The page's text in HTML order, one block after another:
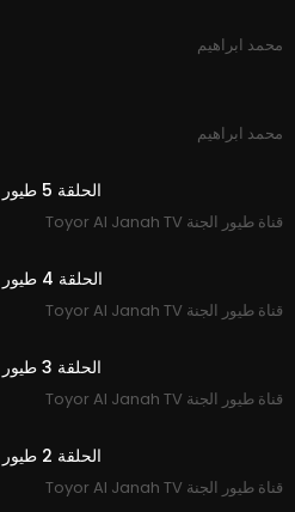
محمد ابراهيم
محمد ابراهيم
The Smurfs 2011 الحلقة 5 طيور الجنة مترجم
Toyor Al Janah TV قناة طيور الجنة
The Smurfs 2011 الحلقة 4 طيور الجنة مترجم
Toyor Al Janah TV قناة طيور الجنة
The Smurfs 2011 الحلقة 3 طيور الجنة مترجم
Toyor Al Janah TV قناة طيور الجنة
The Smurfs 2011 الحلقة 2 طيور الجنة مترجم
Toyor Al Janah TV قناة طيور الجنة